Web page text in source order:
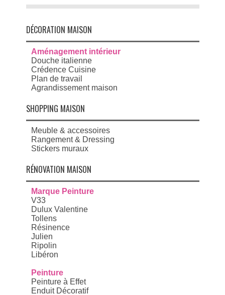
DÉCORATION MAISON
Aménagement intérieur
Douche italienne
Crédence Cuisine
Plan de travail
Agrandissement maison
SHOPPING MAISON
Meuble & accessoires
Rangement & Dressing
Stickers muraux
RÉNOVATION MAISON
Marque Peinture
V33
Dulux Valentine
Tollens
Résinence
Julien
Ripolin
Libéron
Peinture
Peinture à Effet
Enduit Décoratif